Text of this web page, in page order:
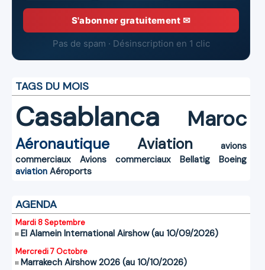
S'abonner gratuitement ✉
Pas de spam · Désinscription en 1 clic
TAGS DU MOIS
Casablanca Maroc
Aéronautique Aviation
avions
commerciaux
Avions commerciaux Bellatig
Boeing
aviation Aéroports
AGENDA
Mardi 8 Septembre
El Alamein International Airshow (au 10/09/2026)
Mercredi 7 Octobre
Marrakech Airshow 2026 (au 10/10/2026)